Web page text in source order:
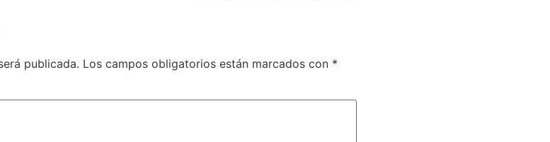
publicada. Los campos obligatorios están marcados con *